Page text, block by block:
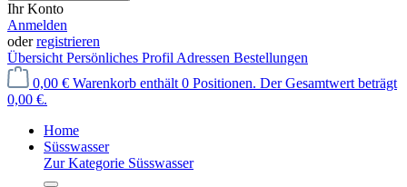
Ihr Konto
Anmelden
oderregistrieren
Übersicht Persönliches Profil Adressen Bestellungen
0,00 € Warenkorb enthält 0 Positionen. Der Gesamtwert beträgt
0,00 €.
Home
Süsswasser
Zur Kategorie Süsswasser